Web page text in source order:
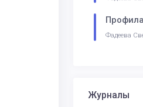
Фадеева
Журналы